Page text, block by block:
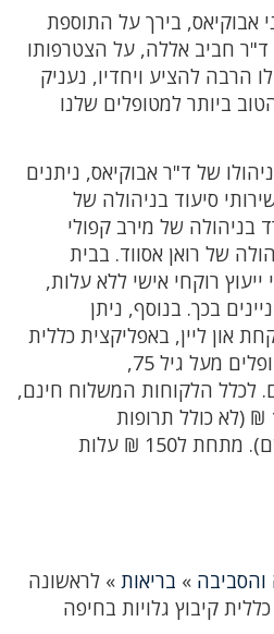
בירך על התוספת
חביב אללה, על הצטרפותו
הרבה להציע ויחדיו, נעניק
ביותר למטופלים שלנו
של ד"ר אבוקיאס, ניתנים
סיעוד בניהולה של
בניהולה של מירב קפולי
של רואן אסווד. בבית
רוקחי אישי ללא עלות,
בכך. בנוסף, ניתן
און ליין, באפליקצית כללית
מעל גיל 75,
לכלל הלקוחות המשלוח חינם,
מרשם וציוד רפואי במרשם). מתחת ל150 ₪ עלות
» בריאות » לראשונה
קיבוץ גלויות בחיפה